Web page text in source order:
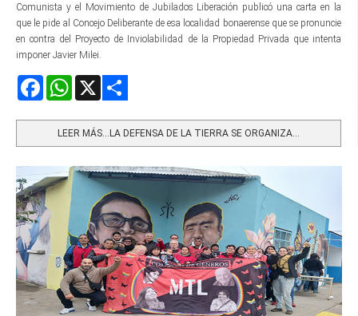
Comunista y el Movimiento de Jubilados Liberación publicó una carta en la
que le pide al Concejo Deliberante de esa localidad bonaerense que se pronuncie
en contra del Proyecto de Inviolabilidad de la Propiedad Privada que intenta
imponer Javier Milei.
FacebookWhatsApp
LEER MÁS…LA DEFENSA DE LA TIERRA SE ORGANIZA...